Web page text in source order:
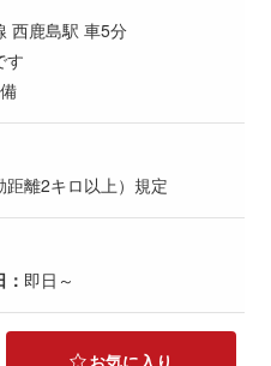
西鹿島駅 車5分
す
距離2キロ以上）規定
即日～
お気に入り